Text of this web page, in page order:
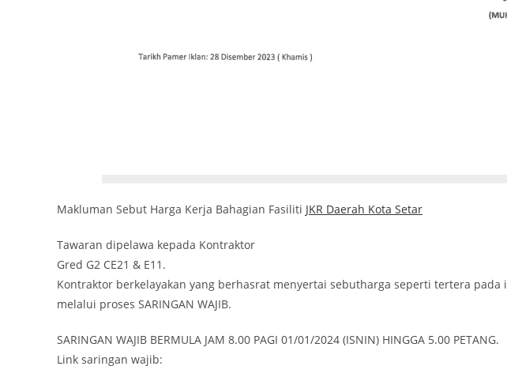
Makluman Sebut Harga Kerja Bahagian Fasiliti JKR Daerah Kota Setar
Tawaran dipelawa kepada Kontraktor
Gred G2 CE21 & E11.
Kontraktor berkelayakan yang berhasrat menyertai sebutharga seperti tertera
melalui proses SARINGAN WAJIB.
SARINGAN WAJIB BERMULA JAM 8.00 PAGI 01/01/2024 (ISNIN) HINGGA 5.00 PETANG.
Link saringan wajib: